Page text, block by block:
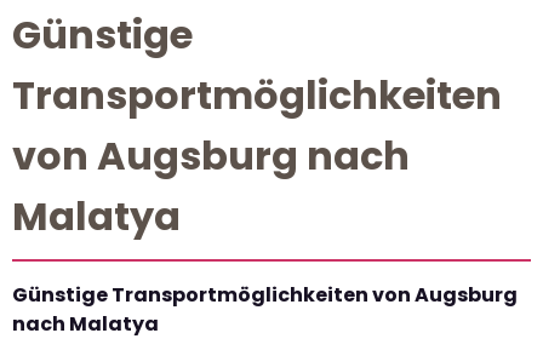
Günstige
Transportmöglichkeiten
von Augsburg nach
Malatya
Günstige Transportmöglichkeiten von Augsburg
nach Malatya